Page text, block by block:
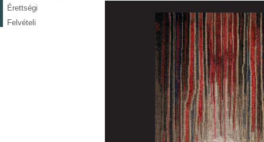
Érettségi
Felvételi